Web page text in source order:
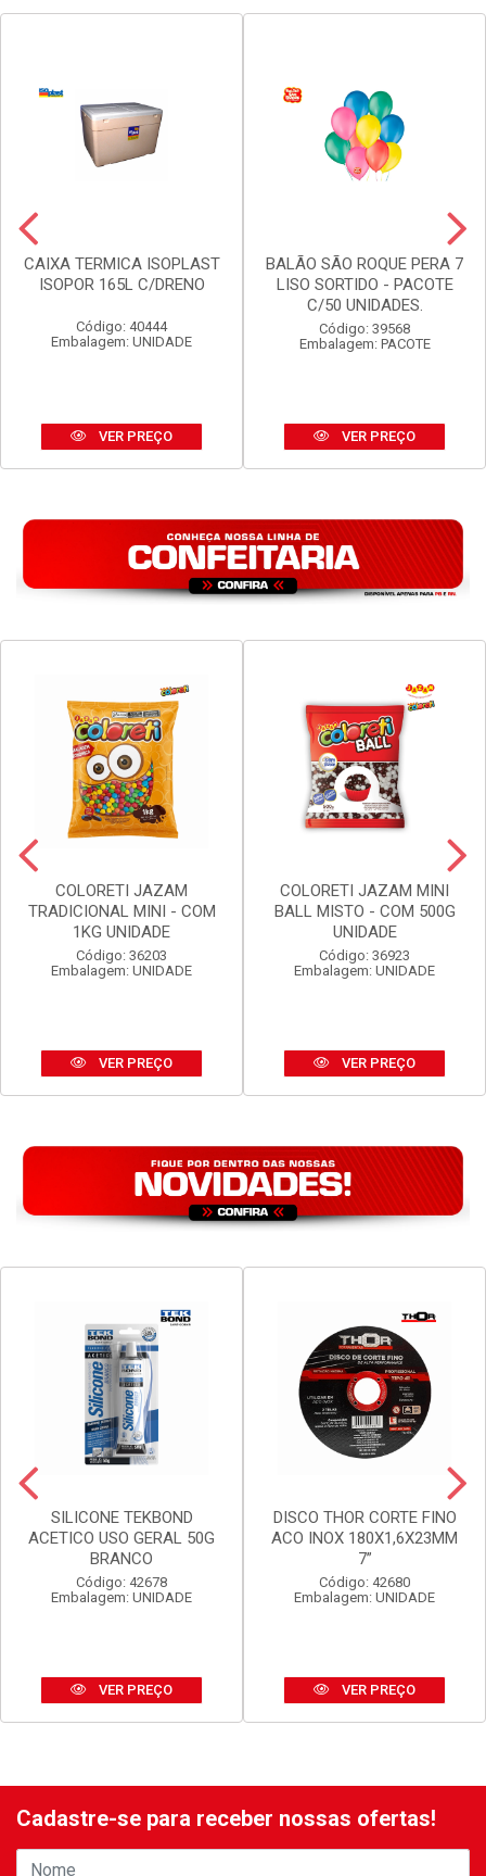
CAIXA TERMICA ISOPLAST
ISOPOR 165L C/DRENO
Código: 40444
Embalagem: UNIDADE
VER PREÇO
BALÃO SÃO ROQUE PERA 7
LISO SORTIDO - PACOTE
C/50 UNIDADES.
Código: 39568
Embalagem: PACOTE
VER PREÇO
COLORETI JAZAM
TRADICIONAL MINI - COM
1KG UNIDADE
Código: 36203
Embalagem: UNIDADE
VER PREÇO
COLORETI JAZAM MINI
BALL MISTO - COM 500G
UNIDADE
Código: 36923
Embalagem: UNIDADE
VER PREÇO
SILICONE TEKBOND
ACETICO USO GERAL 50G
BRANCO
Código: 42678
Embalagem: UNIDADE
VER PREÇO
DISCO THOR CORTE FINO
ACO INOX 180X1,6X23MM
7”
Código: 42680
Embalagem: UNIDADE
VER PREÇO
Cadastre-se para receber nossas ofertas!